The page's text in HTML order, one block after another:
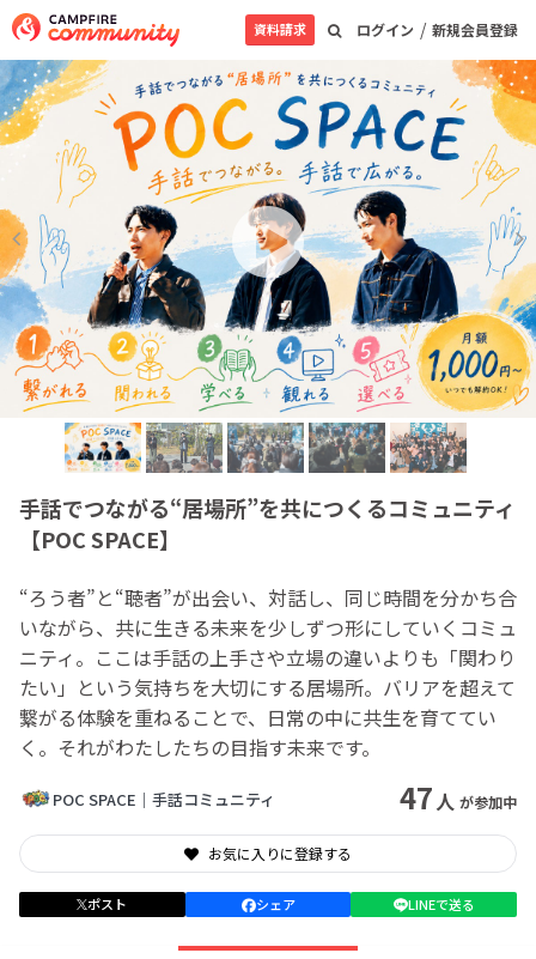
ログイン / 新規会員登録
資料請求
手話でつながる“居場所”を共につくるコミュニティ
【POC SPACE】
“ろう者”と“聴者”が出会い、対話し、同じ時間を分かち合
いながら、共に生きる未来を少しずつ形にしていくコミュ
ニティ。ここは手話の上手さや立場の違いよりも「関わり
たい」という気持ちを大切にする居場所。バリアを超えて
繋がる体験を重ねることで、日常の中に共生を育ててい
く。それがわたしたちの目指す未来です。
POC SPACE｜手話コミュニティ 47人 が参加中
お気に入りに登録する
ポスト シェア LINEで送る